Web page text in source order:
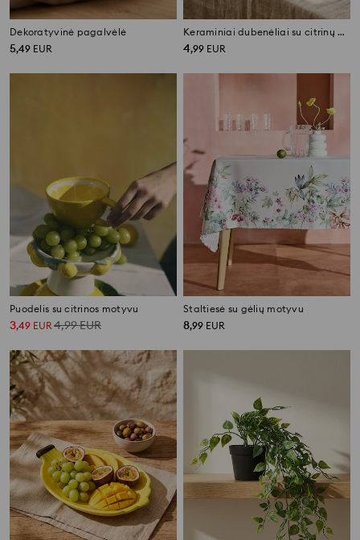
Dekoratyvinė pagalvėlė
5,49 EUR
Keraminiai dubenėliai su citrinų motyvu 2 pack
4,99 EUR
Puodelis su citrinos motyvu
3,49 EUR4,99EUR
Staltiesė su gėlių motyvu
8,99 EUR